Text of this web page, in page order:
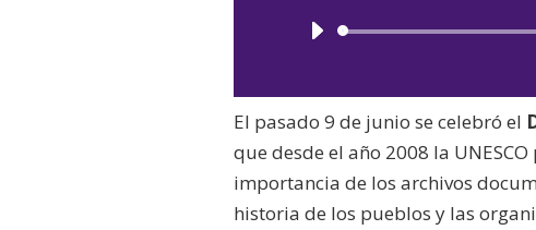
El pasado 9 de junio se celebró el
que desde el año 2008 la
importancia de los archivos
historia de los pueblos y las